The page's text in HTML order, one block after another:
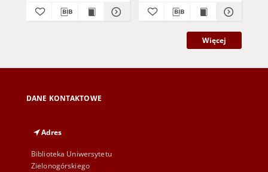
Więcej
DANE KONTAKTOWE
Adres
Biblioteka Uniwersytetu
Zielonogórskiego